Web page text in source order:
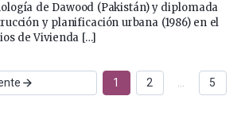
de Dawood (Pakistán) y diplomada
y planificación urbana (1986) en el
de Vivienda […]
1 2 5